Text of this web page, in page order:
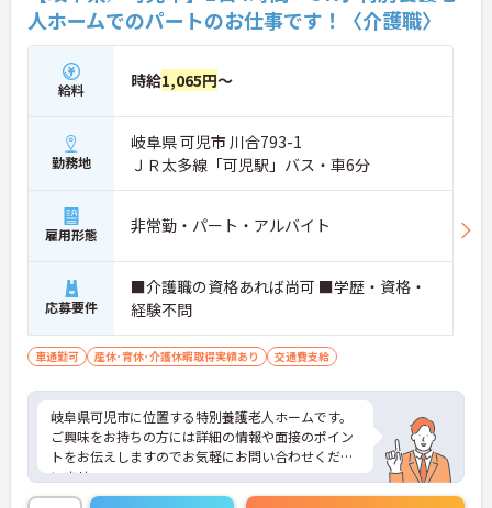
人ホームでのパートのお仕事です！〈介護職〉
給料 時給1,065円～
勤務地
岐阜県 可児市 川合793-1
ＪＲ太多線「可児駅」バス・車6分
雇用形態 非常勤・パート・アルバイト
応募要件
■介護職の資格あれば尚可 ■学歴・資格・
経験不問
車通勤可 産休･育休･介護休暇取得実績あり 交通費支給
岐阜県可児市に位置する特別養護老人ホームです。
ご興味をお持ちの方には詳細の情報や面接のポイン
トをお伝えしますのでお気軽にお問い合わせくださ
いませ。